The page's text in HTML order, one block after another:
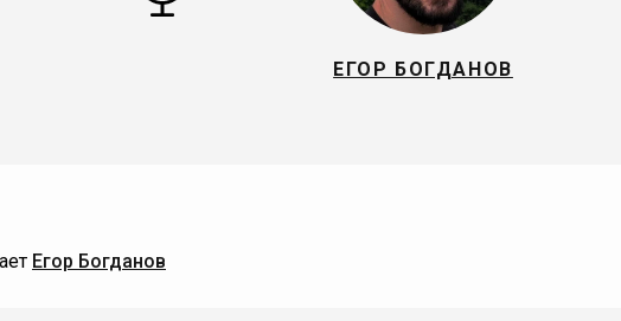
ЕГОР БОГДАНОВ
Егор Богданов